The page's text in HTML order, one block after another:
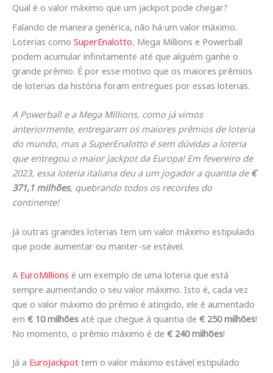
Qual é o valor máximo que um jackpot pode chegar?
Falando de maneira genérica, não há um valor máximo.
Loterias como SuperEnalotto, Mega Millions e Powerball
podem acumular infinitamente até que alguém ganhe o
grande prêmio. É por esse motivo que os maiores prêmios
de loterias da história foram entregues por essas loterias.
A Powerball e a Mega Millions, como já vimos
anteriormente, entregaram os maiores prêmios de loteria
do mundo, mas a SuperEnalotto é sem dúvidas a loteria
que entregou o maior jackpot da Europa! Em fevereiro de
2023, essa loteria italiana deu a um jogador a quantia de €
371,1 milhões, quebrando todos os recordes do
continente!
Já outras grandes loterias tem um valor máximo estipulado
que pode aumentar ou manter-se estável.
A EuroMillions é um exemplo de uma loteria que está
sempre aumentando o seu valor máximo. Isto é, cada vez
que o valor máximo do prêmio é atingido, ele é aumentado
em € 10 milhões até que chegue à quantia de € 250 milhões!
No momento, o prêmio máximo é de € 240 milhões!
Já a EuroJackpot tem o valor máximo estável estipulado